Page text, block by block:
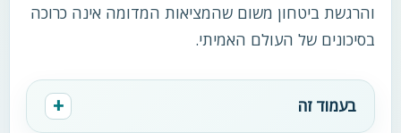
והרגשת ביטחון משום שהמציאות המדומה אינה כרוכה
בסיכונים של העולם האמיתי.
בעמוד זה